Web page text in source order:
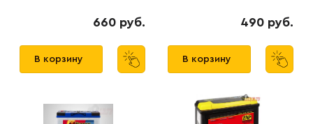
660 руб.
В корзину
490 руб.
В корзину